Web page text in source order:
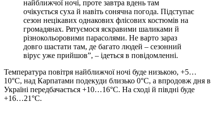
найближчої ночі, проте завтра вдень там
очікується суха й навіть сонячна погода. Підступає
сезон нецікавих однакових флісових костюмів на
громадянах. Рятуємося яскравими шаликами й
різнокольоровими парасолями. Не варто зараз
довго шастати там, де багато людей – сезонний
вірус уже прийшов”, – ідеться в повідомленні.
Температура повітря найближчої ночі буде низькою, +5…
10°С, над Карпатами подекуди близько 0°С, а впродовж дня в
Україні передбачається +10…16°С. На сході й півдні буде
+16…21°С.